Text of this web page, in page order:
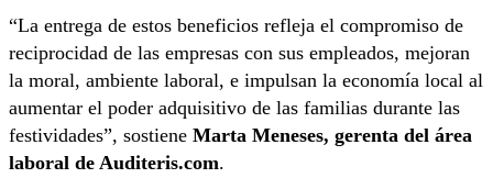
“La entrega de estos beneficios refleja el compromiso de
reciprocidad de las empresas con sus empleados, mejoran
la moral, ambiente laboral, e impulsan la economía local al
aumentar el poder adquisitivo de las familias durante las
festividades”, sostiene Marta Meneses, gerenta del área
laboral de Auditeris.com.